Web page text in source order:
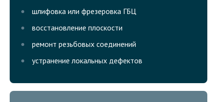
шлифовка или фрезеровка ГБЦ
восстановление плоскости
ремонт резьбовых соединений
устранение локальных дефектов